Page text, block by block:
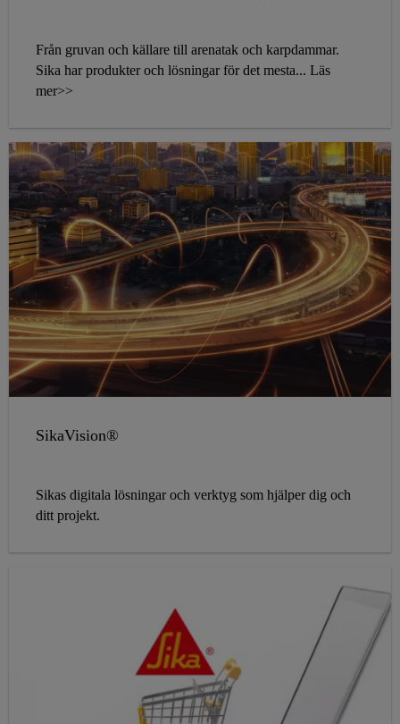
Från gruvan och källare till arenatak och karpdammar.
Sika har produkter och lösningar för det mesta... Läs
mer>>
SikaVision®
Sikas digitala lösningar och verktyg som hjälper dig och
ditt projekt.